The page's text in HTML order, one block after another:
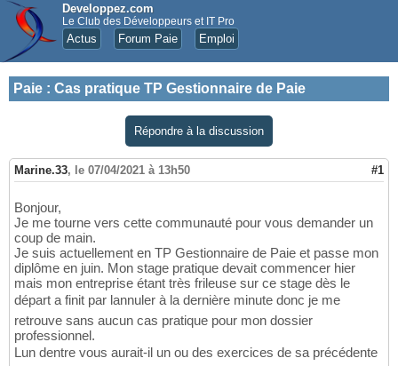
Developpez.com
Le Club des Développeurs et IT Pro
Actus Forum Paie Emploi
Paie : Cas pratique TP Gestionnaire de Paie
Répondre à la discussion
Marine.33, le 07/04/2021 à 13h50 #1
Bonjour,
Je me tourne vers cette communauté pour vous demander un
coup de main.
Je suis actuellement en TP Gestionnaire de Paie et passe mon
diplôme en juin. Mon stage pratique devait commencer hier
mais mon entreprise étant très frileuse sur ce stage dès le
départ a finit par lannuler à la dernière minute donc je me
retrouve sans aucun cas pratique pour mon dossier
professionnel.
Lun dentre vous aurait-il un ou des exercices de sa précédente